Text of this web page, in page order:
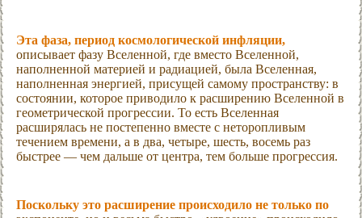
Эта фаза, период космологической инфляции,
описывает фазу Вселенной, где вместо Вселенной,
наполненной материей и радиацией, была Вселенная,
наполненная энергией, присущей самому пространству: в
состоянии, которое приводило к расширению Вселенной в
геометрической прогрессии. То есть Вселенная
расширялась не постепенно вместе с неторопливым
течением времени, а в два, четыре, шесть, восемь раз
быстрее — чем дальше от центра, тем больше прогрессия.
Поскольку это расширение происходило не только по